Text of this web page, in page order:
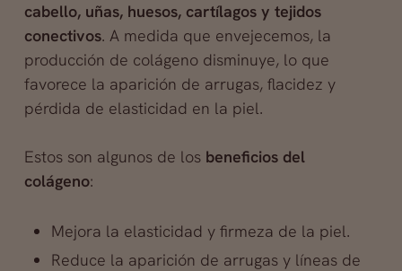
cabello, uñas, huesos, cartílagos y tejidos
conectivos. A medida que envejecemos, la
producción de colágeno disminuye, lo que
favorece la aparición de arrugas, flacidez y
pérdida de elasticidad en la piel.
Estos son algunos de losbeneficios del
colágeno:
Mejora la elasticidad y firmeza de la piel.
Reduce la aparición de arrugas y líneas de